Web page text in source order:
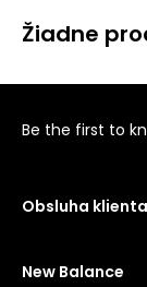
Žiadne
Be the first to
Obsluha klienta
New Balance